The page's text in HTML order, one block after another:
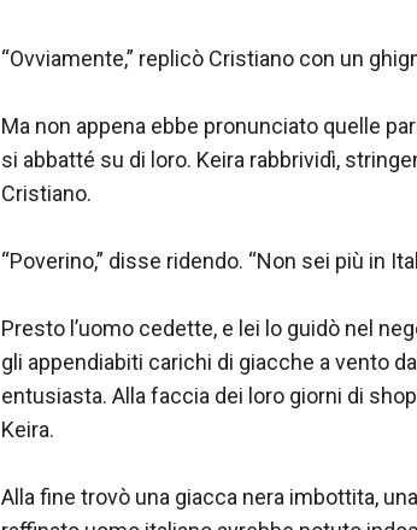
“Ovviamente,” replicò Cristiano con un
Ma non appena ebbe pronunciato quelle
si abbatté su di loro. Keira rabbrividì,
Cristiano.
“Poverino,” disse ridendo. “Non sei più in
Presto l’uomo cedette, e lei lo guidò nel
gli appendiabiti carichi di giacche a vento
entusiasta. Alla faccia dei loro giorni di
Keira.
Alla fine trovò una giacca nera imbottita,